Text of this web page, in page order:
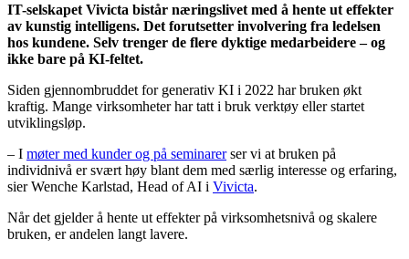
IT-selskapet Vivicta bistår næringslivet med å hente ut effekter
av kunstig intelligens. Det forutsetter involvering fra ledelsen
hos kundene. Selv trenger de flere dyktige medarbeidere – og
ikke bare på KI-feltet.
Siden gjennombruddet for generativ KI i 2022 har bruken økt
kraftig. Mange virksomheter har tatt i bruk verktøy eller startet
utviklingsløp.
– I møter med kunder og på seminarerser vi at bruken på
individnivå er svært høy blant dem med særlig interesse og erfaring,
sier Wenche Karlstad, Head of AI i Vivicta.
Når det gjelder å hente ut effekter på virksomhetsnivå og skalere
bruken, er andelen langt lavere.